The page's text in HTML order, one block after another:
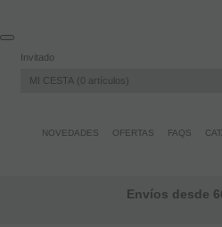
Invitado
MI CESTA 0 artículos
NOVEDADES OFERTAS FAQS
Envíos desde